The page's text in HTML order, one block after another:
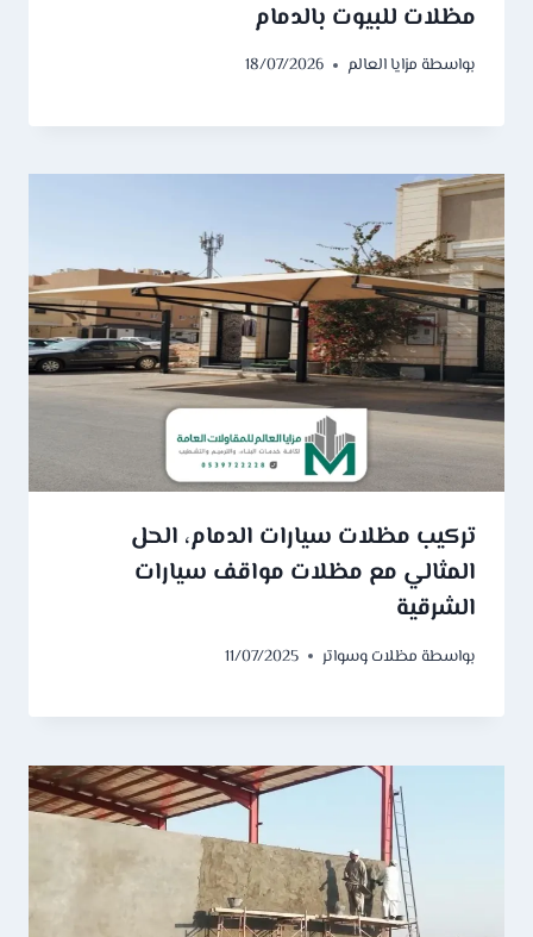
مظلات للبيوت بالدمام
بواسطة مزايا العالم 18/07/2026
تركيب مظلات سيارات الدمام، الحل
المثالي مع مظلات مواقف سيارات
الشرقية
بواسطة مظلات وسواتر 11/07/2025